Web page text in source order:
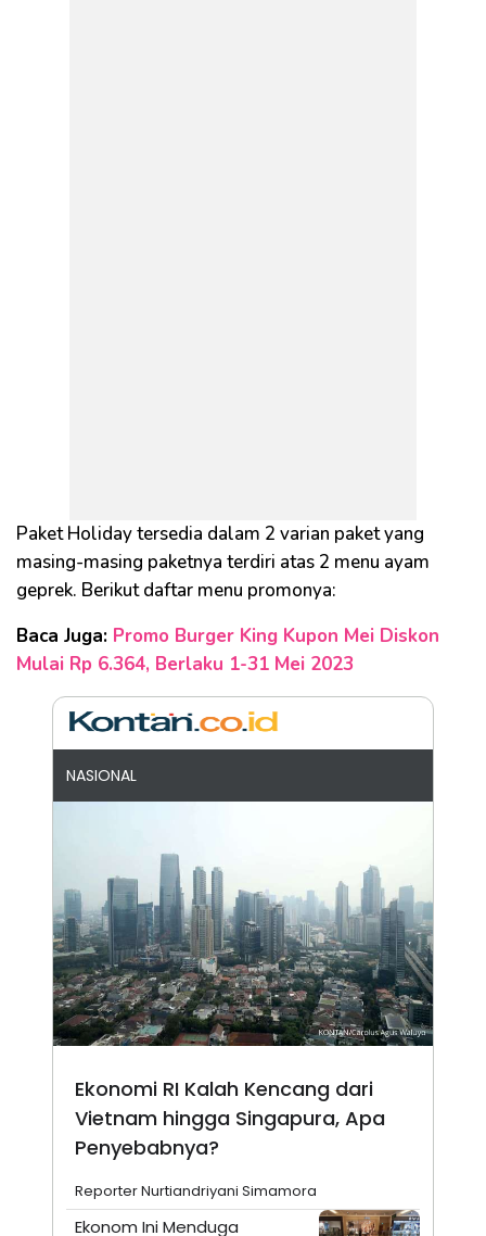
Paket Holiday tersedia dalam 2 varian paket yang
masing-masing paketnya terdiri atas 2 menu ayam
geprek. Berikut daftar menu promonya:
Baca Juga: Promo Burger King Kupon Mei Diskon
Mulai Rp 6.364, Berlaku 1-31 Mei 2023
NASIONAL
Ekonomi RI Kalah Kencang dari
Vietnam hingga Singapura, Apa
Penyebabnya?
Reporter Nurtiandriyani Simamora
Ekonom Ini Menduga